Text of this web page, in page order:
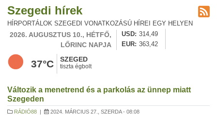
Szegedi hírek
HÍRPORTÁLOK SZEGEDI VONATKOZÁSÚ HÍREI EGY HELYEN
2026. AUGUSZTUS 10., HÉTFŐ,
LŐRINC NAPJA
USD
314,49
EUR
363,42
37°C SZEGED
tiszta égbolt
Változik a menetrend és a parkolás az ünnep miatt
Szegeden
RÁDIÓ88 | 2024. MÁRCIUS 27., SZERDA - 08:08